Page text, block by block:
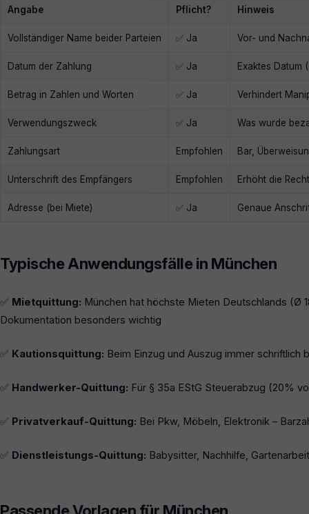
Angabe Pflicht? Hinweis
Vollständiger Name beider Parteien ✅ Ja Vor- und
Datum der Zahlung ✅ Ja Exaktes Datum
Betrag in Zahlen und Worten ✅ Ja Verhindert
Verwendungszweck ✅ Ja Was wurde
Zahlungsart Empfohlen Bar,
Unterschrift des Empfängers Empfohlen Erhöht die
Adresse (bei Miete) ✅ Ja Genaue
Typische Anwendungsfälle in München
✅ Mietquittung: München hat höchste Mieten Deutschlands (Ø
Dokumentation besonders wichtig
✅ Kautionsquittung: Beim Einzug und Auszug immer schriftlich
✅ Handwerker-Quittung: Für § 35a EStG Steuerabzug (20%
✅ Privatverkauf-Quittung: Bei Pkw, Möbeln, Elektronik –
✅ Dienstleistungs-Quittung: Babysitter, Nachhilfe,
Passende Vorlagen für München